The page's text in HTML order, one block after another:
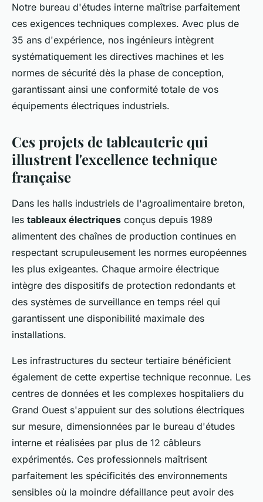
Notre bureau d'études interne maîtrise parfaitement
ces exigences techniques complexes. Avec plus de
35 ans d'expérience, nos ingénieurs intègrent
systématiquement les directives machines et les
normes de sécurité dès la phase de conception,
garantissant ainsi une conformité totale de vos
équipements électriques industriels.
Ces projets de tableauterie qui
illustrent l'excellence technique
française
Dans les halls industriels de l'agroalimentaire breton,
les tableaux électriques conçus depuis 1989
alimentent des chaînes de production continues en
respectant scrupuleusement les normes européennes
les plus exigeantes. Chaque armoire électrique
intègre des dispositifs de protection redondants et
des systèmes de surveillance en temps réel qui
garantissent une disponibilité maximale des
installations.
Les infrastructures du secteur tertiaire bénéficient
également de cette expertise technique reconnue. Les
centres de données et les complexes hospitaliers du
Grand Ouest s'appuient sur des solutions électriques
sur mesure, dimensionnées par le bureau d'études
interne et réalisées par plus de 12 câbleurs
expérimentés. Ces professionnels maîtrisent
parfaitement les spécificités des environnements
sensibles où la moindre défaillance peut avoir des